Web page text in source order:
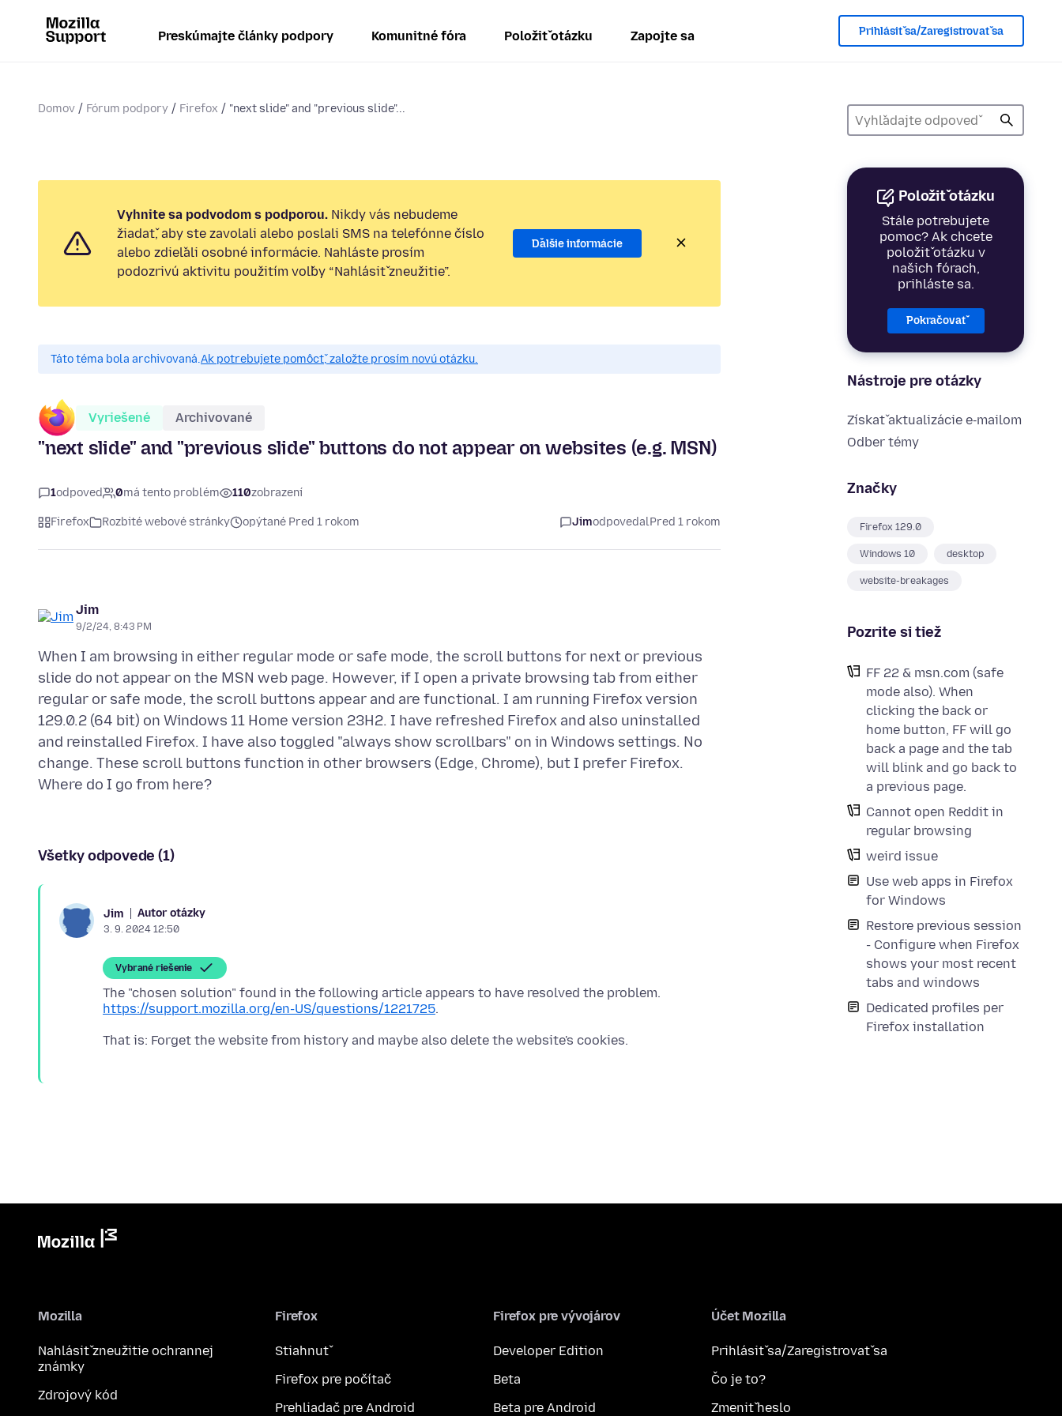
Preskúmajte články podpory Komunitné fóra Položiť otázku Zapojte sa Prihlásiť sa/Zaregistrovať sa
Domov Fórum podpory Firefox "next slide" and "previous slide"...
Položiť otázku
Stále potrebujete
pomoc? Ak chcete
položiť otázku v
našich fórach,
prihláste sa.
Pokračovať
Nástroje pre otázky
Získať aktualizácie e‑mailom
Odber témy
Značky
Firefox 129.0
Windows 10 desktop
website-breakages
Pozrite si tiež
FF 22 & msn.com (safe
mode also). When
clicking the back or
home button, FF will go
back a page and the tab
will blink and go back to
a previous page.
Cannot open Reddit in
regular browsing
weird issue
Use web apps in Firefox
for Windows
Restore previous session
- Configure when Firefox
shows your most recent
tabs and windows
Dedicated profiles per
Firefox installation
Vyhnite sa podvodom s podporou. Nikdy vás nebudeme
žiadať, aby ste zavolali alebo poslali SMS na telefónne číslo
alebo zdieľali osobné informácie. Nahláste prosím
podozrivú aktivitu použitím voľby “Nahlásiť zneužitie”.
Ďalšie informácie
Táto téma bola archivovaná.Ak potrebujete pomôcť, založte prosím novú otázku.
Vyriešené Archivované
"next slide" and "previous slide" buttons do not appear on websites (e.g. MSN)
1odpoveď 0má tento problém 110zobrazení
Firefox Rozbité webové stránky opýtané Pred 1 rokom JimodpovedalPred 1 rokom
Jim
9/2/24, 8:43 PM
When I am browsing in either regular mode or safe mode, the scroll buttons for next or previous
slide do not appear on the MSN web page. However, if I open a private browsing tab from either
regular or safe mode, the scroll buttons appear and are functional. I am running Firefox version
129.0.2 (64 bit) on Windows 11 Home version 23H2. I have refreshed Firefox and also uninstalled
and reinstalled Firefox. I have also toggled "always show scrollbars" on in Windows settings. No
change. These scroll buttons function in other browsers (Edge, Chrome), but I prefer Firefox.
Všetky odpovede (1)
Jim Autor otázky
3. 9. 2024 12:50
Vybrané riešenie
The "chosen solution" found in the following article appears to have resolved the problem.
https://support.mozilla.org/en-US/questions/1221725
Mozilla
Nahlásiť zneužitie ochrannej
známky
Zdrojový kód
Firefox
Stiahnuť
Firefox pre počítač
Prehliadač pre Android
Firefox pre vývojárov
Developer Edition
Beta
Beta pre Android
Účet Mozilla
Prihlásiť sa/Zaregistrovať sa
Čo je to?
Zmeniť heslo